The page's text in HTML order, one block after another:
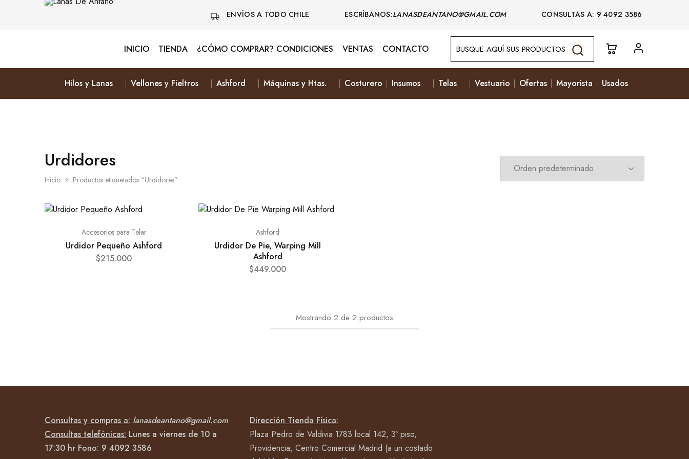
ENVÍOS A TODO CHILE ESCRÍBANOS:LANASDEANTANO@GMAIL.COM CONSULTAS A: 9 4092 3586
Antaño
&
INICIO TIENDA ¿CÓMO COMPRAR? CONDICIONES VENTAS CONTACTO
Hilos y Lanas Vellones y Fieltros Ashford Máquinas y Htas. Costurero Insumos Telas Vestuario Ofertas Mayorista Usados
Urdidores
Inicio Productos etiquetados “Urdidores”
Accesorios para Telar
Urdidor Pequeño Ashford
$215.000
Ashford
Urdidor De Pie, Warping Mill
Ashford
$449.000
Mostrando 2 de 2 productos
Consultas y compras a: lanasdeantano@gmail.com
Consultas telefónicas: Lunes a viernes de 10 a
17:30 hr Fono: 9 4092 3586
Dirección Tienda Física:
Plaza Pedro de Valdivia 1783 local 142, 3º piso,
Providencia, Centro Comercial Madrid (a un costado